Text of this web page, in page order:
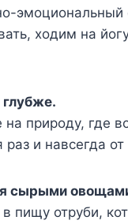
ходим на
на природу, где
раз и навсегда
сырыми
пищу отруби,